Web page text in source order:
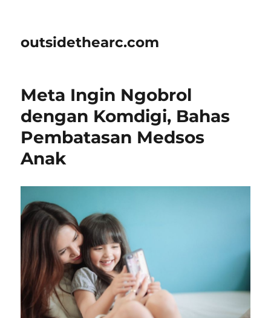
outsidethearc.com
Meta Ingin Ngobrol
dengan Komdigi, Bahas
Pembatasan Medsos
Anak